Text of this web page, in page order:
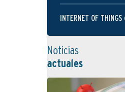
INTERNET OF
Noticias
actuales